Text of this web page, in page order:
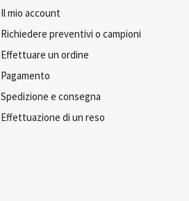
Il mio account
Richiedere preventivi o campioni
Effettuare un ordine
Pagamento
Spedizione e consegna
Effettuazione di un reso